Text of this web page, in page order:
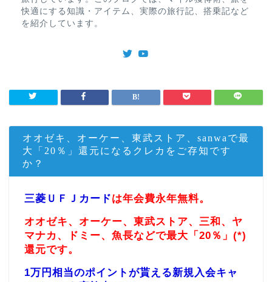
快適にする知識・アイテム、実際の旅行記、搭乗記など
を紹介しています。
オオゼキ、オーケー、東武ストア、sanwaで最
大「20％」還元になるクレカをご存知です
か？
三菱ＵＦＪカードは年会費永年無料。
オオゼキ、オーケー、東武ストア、三和、ヤ
マナカ、ドミー、魚長などで最大「20％」(*)
還元です。
1万円相当のポイントが貰える新規入会キャ